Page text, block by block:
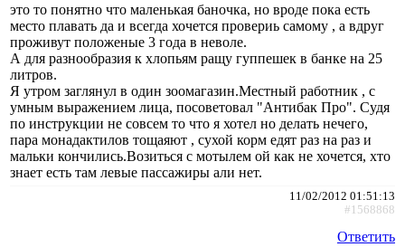
это то понятно что маленькая баночка, но вроде пока есть
место плавать да и всегда хочется провериь самому , а вдруг
проживут положеные 3 года в неволе.
А для разнообразия к хлопьям ращу гуппешек в банке на 25
литров.
Я утром заглянул в один зоомагазин.Местный работник , с
умным выражением лица, посоветовал "Антибак Про". Судя
по инструкции не совсем то что я хотел но делать нечего,
пара монадактилов тощаяют , сухой корм едят раз на раз и
мальки кончились.Возиться с мотылем ой как не хочется, хто
знает есть там левые пассажиры али нет.
11/02/2012 01:51:13
#1568868
Ответить